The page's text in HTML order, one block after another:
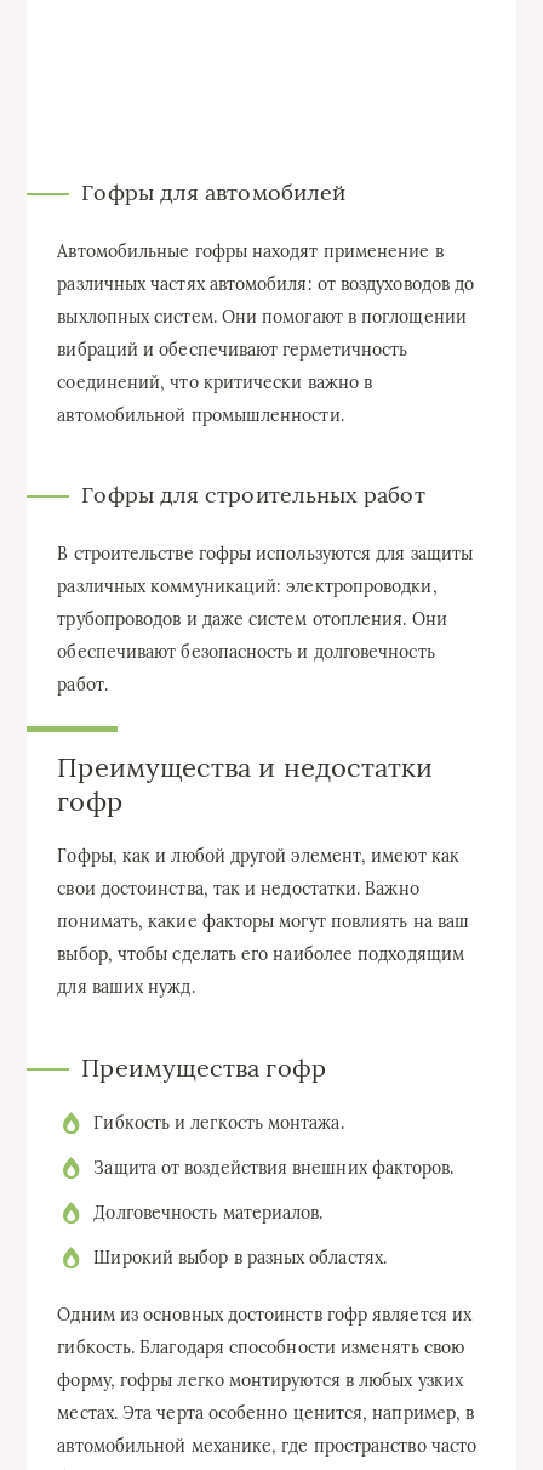
Гофры для автомобилей
Автомобильные гофры находят применение в
различных частях автомобиля: от воздуховодов до
выхлопных систем. Они помогают в поглощении
вибраций и обеспечивают герметичность
соединений, что критически важно в
автомобильной промышленности.
Гофры для строительных работ
В строительстве гофры используются для защиты
различных коммуникаций: электропроводки,
трубопроводов и даже систем отопления. Они
обеспечивают безопасность и долговечность
работ.
Преимущества и недостатки
гофр
Гофры, как и любой другой элемент, имеют как
свои достоинства, так и недостатки. Важно
понимать, какие факторы могут повлиять на ваш
выбор, чтобы сделать его наиболее подходящим
для ваших нужд.
Преимущества гофр
Гибкость и легкость монтажа.
Защита от воздействия внешних факторов.
Долговечность материалов.
Широкий выбор в разных областях.
Одним из основных достоинств гофр является их
гибкость. Благодаря способности изменять свою
форму, гофры легко монтируются в любых узких
местах. Эта черта особенно ценится, например, в
автомобильной механике, где пространство часто